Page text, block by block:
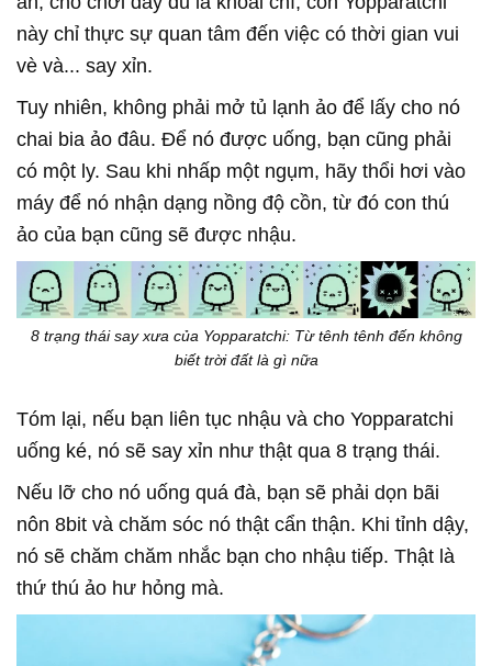
này chỉ thực sự quan tâm đến việc có thời gian vui
vè và... say xỉn.
Tuy nhiên, không phải mở tủ lạnh ảo để lấy cho nó
chai bia ảo đâu. Để nó được uống, bạn cũng phải
có một ly. Sau khi nhấp một ngụm, hãy thổi hơi vào
máy để nó nhận dạng nồng độ cồn, từ đó con thú
ảo của bạn cũng sẽ được nhậu.
8 trạng thái say xưa của Yopparatchi: Từ tênh tênh đến không
biết trời đất là gì nữa
Tóm lại, nếu bạn liên tục nhậu và cho Yopparatchi
uống ké, nó sẽ say xỉn như thật qua 8 trạng thái.
Nếu lỡ cho nó uống quá đà, bạn sẽ phải dọn bãi
nôn 8bit và chăm sóc nó thật cẩn thận. Khi tỉnh dậy,
nó sẽ chăm chăm nhắc bạn cho nhậu tiếp. Thật là
thứ thú ảo hư hỏng mà.